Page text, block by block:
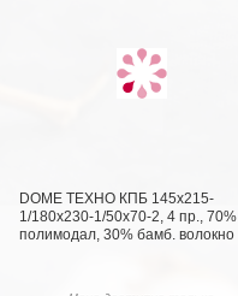
DOME ТЕХНО КПБ 145х215-
1/180х230-1/50х70-2, 4 пр., 70%
полимодал, 30% бамб. волокно